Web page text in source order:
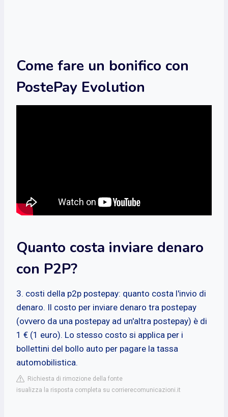
Come fare un bonifico con
PostePay Evolution
Quanto costa inviare denaro
con P2P?
3. costi della p2p postepay: quanto costa l'invio di
denaro. Il costo per inviare denaro tra postepay
(ovvero da una postepay ad un'altra postepay) è di
1 € (1 euro). Lo stesso costo si applica per i
bollettini del bollo auto per pagare la tassa
automobilistica.
Richiesta di rimozione della fonte
isualizza la risposta completa su corrierecomunicazioni.it